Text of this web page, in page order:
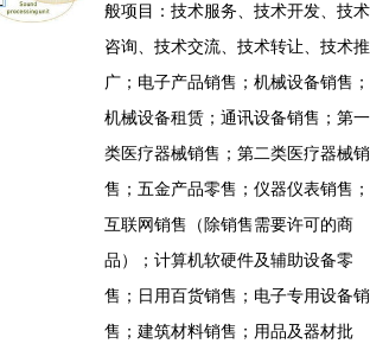
般项目：技术服务、技术开发、技术
咨询、技术交流、技术转让、技术推
广；电子产品销售；机械设备销售；
机械设备租赁；通讯设备销售；第一
类医疗器械销售；第二类医疗器械销
售；五金产品零售；仪器仪表销售；
互联网销售（除销售需要许可的商
品）；计算机软硬件及辅助设备零
售；日用百货销售；电子专用设备销
售；建筑材料销售；用品及器材批